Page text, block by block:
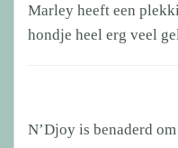
Marley heeft een
hondje heel erg veel
N’Djoy is benaderd